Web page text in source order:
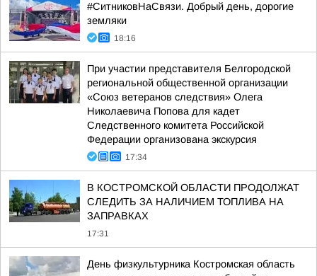
#СитниковНаСвязи. Добрый день, дорогие
земляки
18:16
При участии представителя Белгородской
региональной общественной организации
«Союз ветеранов следствия» Олега
Николаевича Попова для кадет
Следственного комитета Российской
Федерации организована экскурсия
17:34
В КОСТРОМСКОЙ ОБЛАСТИ ПРОДОЛЖАТ
СЛЕДИТЬ ЗА НАЛИЧИЕМ ТОПЛИВА НА
ЗАПРАВКАХ
17:31
День физкультурника Костромская область